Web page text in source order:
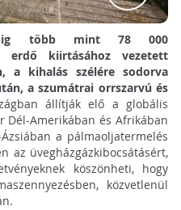
több mint 78 000
erdő kiirtásához vezetett
a kihalás szélére sodorva
a szumátrai orrszarvú és
állítják elő a globális
Dél-Amerikában és Afrikában
a pálmaoljatermelés
az üvegházgázkibocsátásért,
köszönheti, hogy
közvetlenül